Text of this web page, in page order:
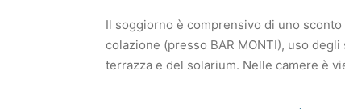
Il soggiorno è comprensivo di uno sconto
colazione (presso BAR MONTI), uso
terrazza e del solarium. Nelle camere è